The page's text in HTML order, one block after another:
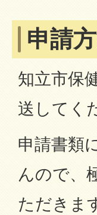
申請
知立市保
送してく
申請書類
んので、
ただきま